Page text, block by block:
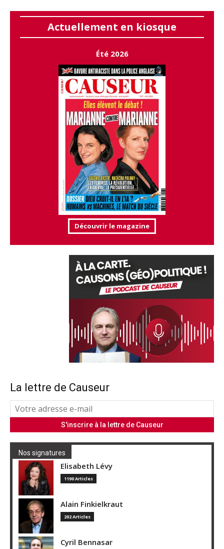
Actuellement en kiosque
Été 2026
Découvrir le magazine
La lettre de Causeur
Nos signatures
Elisabeth Lévy
1190 Articles
Alain Finkielkraut
202 Articles
Cyril Bennasar